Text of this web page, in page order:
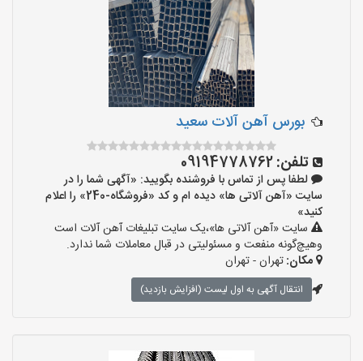
بورس آهن آلات سعید
تلفن:09194778762
لطفا پس از تماس با فروشنده بگویید: «آگهی شما را در
سایت «آهن آلاتی ها» دیده ام و کد «فروشگاه-240» را اعلام
کنید»
سایت «آهن آلاتی ها»،یک سایت تبلیغات آهن آلات است
وهیچ‌گونه منفعت و مسئولیتی در قبال معاملات شما ندارد.
مکان:تهران - تهران
انتقال آگهی به اول لیست (افزایش بازدید)